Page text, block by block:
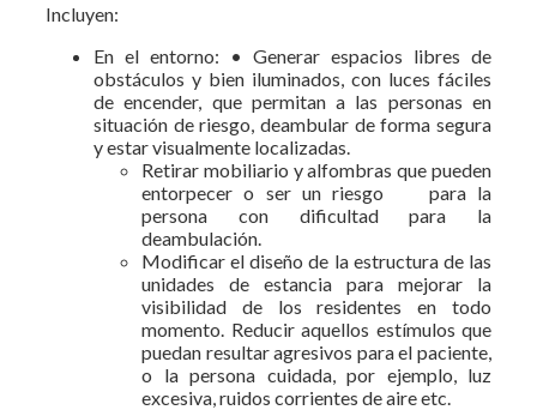
Incluyen:
En el entorno: • Generar espacios libres de
obstáculos y bien iluminados, con luces fáciles
de encender, que permitan a las personas en
situación de riesgo, deambular de forma segura
y estar visualmente localizadas.
Retirar mobiliario y alfombras que pueden
entorpecer o ser un riesgo para la
persona con dificultad para la
deambulación.
Modificar el diseño de la estructura de las
unidades de estancia para mejorar la
visibilidad de los residentes en todo
momento. Reducir aquellos estímulos que
puedan resultar agresivos para el paciente,
o la persona cuidada, por ejemplo, luz
excesiva, ruidos corrientes de aire etc.